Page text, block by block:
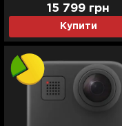
(Standard)
Купити
15 799 грн